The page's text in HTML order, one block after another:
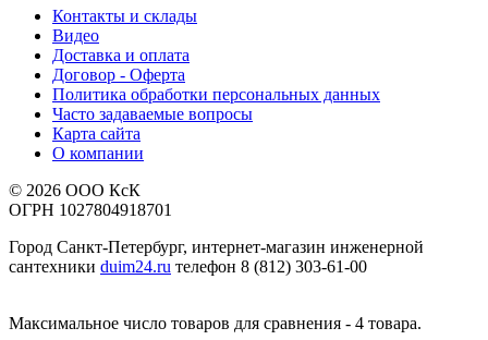
Контакты и склады
Видео
Доставка и оплата
Договор - Оферта
Политика обработки персональных данных
Часто задаваемые вопросы
Карта сайта
О компании
© 2026 ООО КсК
ОГРН 1027804918701
Город Санкт-Петербург, интернет-магазин инженерной
сантехники duim24.ru телефон 8 (812) 303-61-00
Максимальное число товаров для сравнения - 4 товара.